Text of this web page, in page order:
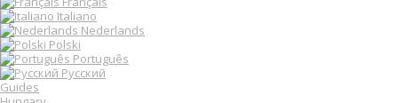
g
a
t
i
o
n
Italiano
Nederlands
Polski
Português
Русский
Guides